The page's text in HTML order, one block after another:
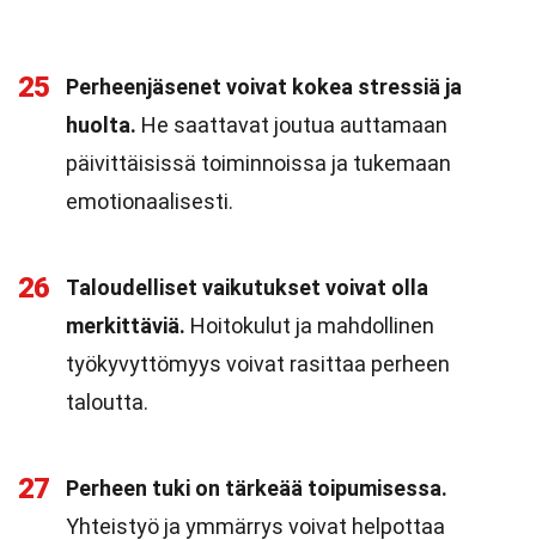
25
Perheenjäsenet voivat kokea stressiä ja
huolta. He saattavat joutua auttamaan
päivittäisissä toiminnoissa ja tukemaan
emotionaalisesti.
26
Taloudelliset vaikutukset voivat olla
merkittäviä. Hoitokulut ja mahdollinen
työkyvyttömyys voivat rasittaa perheen
taloutta.
27
Perheen tuki on tärkeää toipumisessa.
Yhteistyö ja ymmärrys voivat helpottaa